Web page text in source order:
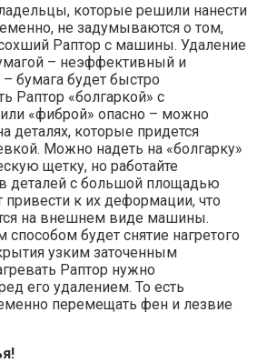
которые решили нанести
не задумываются о том,
Раптор с машины. Удаление
– неэффективный и
бумага будет быстро
Раптор «болгаркой» с
«фиброй» опасно – можно
деталях, которые придется
Можно надеть на «болгарку»
щетку, но работайте
деталей с большой площадью
к их деформации, что
на внешнем виде машины.
будет снятие нагретого
узким заточенным
Раптор нужно
его удалением. То есть
перемещать фен и лезвие